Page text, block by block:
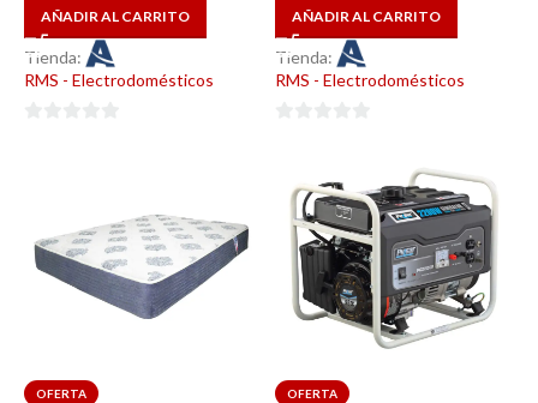
AÑADIR AL CARRITO
Tienda:
RMS - Electrodomésticos
AÑADIR AL CARRITO
Tienda:
RMS - Electrodomésticos
OFERTA OFERTA